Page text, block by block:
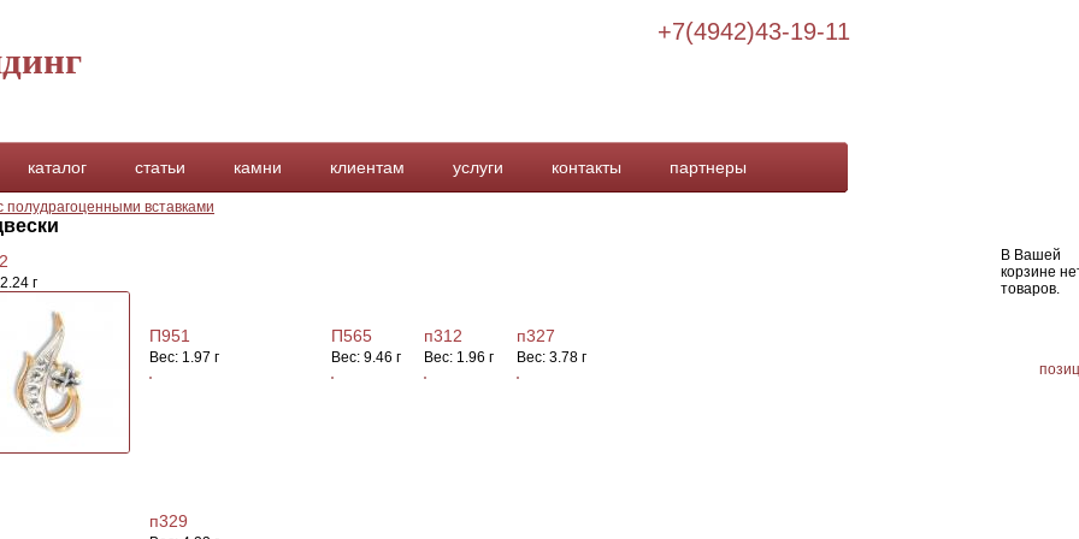
В Вашей
корзине
товаров.
+7(4942)43-19-11
каталог статьи камни клиентам услуги контакты партнеры
полудрагоценными вставками
2.24 г
П951
Вес: 1.97 г
П565
Вес: 9.46 г
п312
Вес: 1.96 г
п327
Вес: 3.78 г
п329